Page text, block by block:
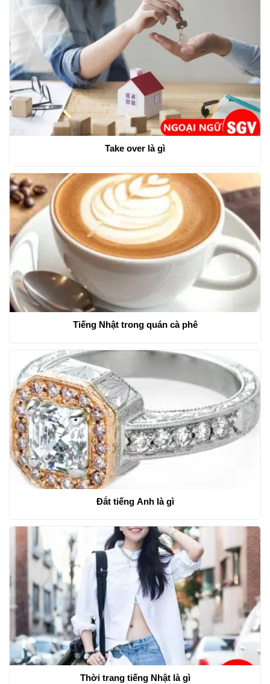
Take over là gì
Tiếng Nhật trong quán cà phê
Đắt tiếng Anh là gì
Thời trang tiếng Nhật là gì